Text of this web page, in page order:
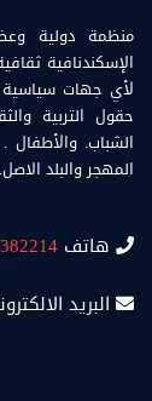
منظمة دولية
الإسكندنافية
لأي جهات
حقول التربية
الشباب.
المهجر والبلد الاصل.
هاتف
البريد